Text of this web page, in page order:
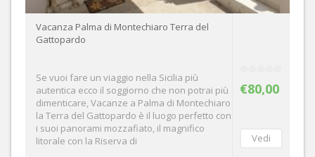
€80,00
Vacanza Palma di Montechiaro Terra del
Gattopardo
Se vuoi fare un viaggio nella Sicilia più
autentica ecco il soggiorno che non potrai più
dimenticare, Vacanze a Palma di Montechiaro
la Terra del Gattopardo è il luogo perfetto con
i suoi panorami mozzafiato, il magnifico
litorale con la Riserva di